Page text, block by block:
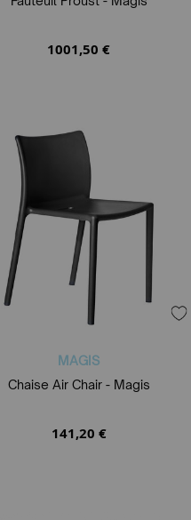
1001,50 €
MAGIS
Chaise Air Chair - Magis
141,20 €